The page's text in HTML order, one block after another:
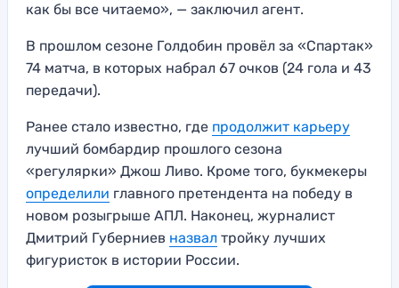
как бы все читаемо», — заключил агент.
В прошлом сезоне Голдобин провёл за «Спартак»
74 матча, в которых набрал 67 очков (24 гола и 43
передачи).
Ранее стало известно, где продолжит карьеру
лучший бомбардир прошлого сезона
«регулярки» Джош Ливо. Кроме того, букмекеры
определили главного претендента на победу в
новом розыгрыше АПЛ. Наконец, журналист
Дмитрий Губерниев назвал тройку лучших
фигуристок в истории России.